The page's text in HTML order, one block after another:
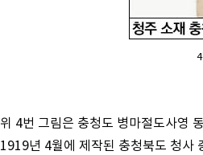
위 4번 그림은 충청도 병마절도사영
1919년 4월에 제작된 충청북도 청사